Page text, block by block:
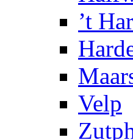
’t
Velp